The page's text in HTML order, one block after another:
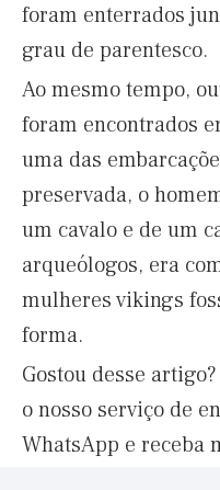
foram enterrados
grau de parentesco.
Ao mesmo tempo,
foram encontrados
uma das
preservada, o
um cavalo e de um
arqueólogos, era
mulheres vikings
forma.
Gostou desse artigo?
o nosso serviço de
WhatsApp e receba